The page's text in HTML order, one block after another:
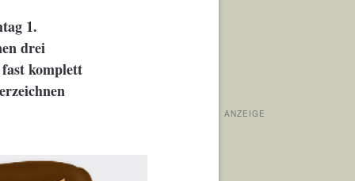
1.
drei
komplett
ANZEIGE